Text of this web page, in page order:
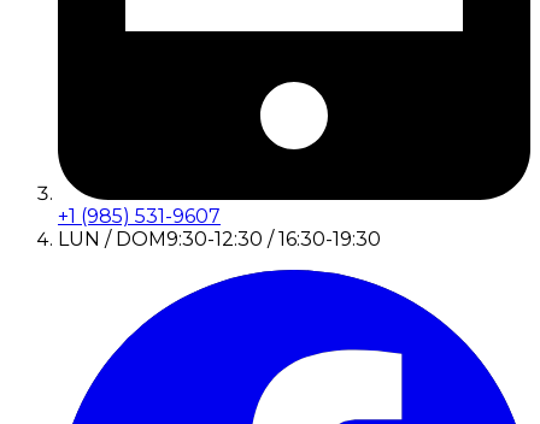
+1 (985) 531-9607
LUN / DOM9:30-12:30 / 16:30-19:30